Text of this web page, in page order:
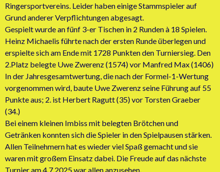
Ringersportvereins. Leider haben einige Stammspieler auf
Grund anderer Verpflichtungen abgesagt.
Gespielt wurde an fünf 3-er Tischen in 2 Runden à 18 Spielen.
Heinz Michaelis führte nach der ersten Runde überlegen und
erspielte sich am Ende mit 1728 Punkten den Turniersieg. Den
2.Platz belegte Uwe Zwerenz (1574) vor Manfred Max (1406)
In der Jahresgesamtwertung, die nach der Formel-1-Wertung
vorgenommen wird, baute Uwe Zwerenz seine Führung auf 55
Punkte aus; 2. ist Herbert Ragutt (35) vor Torsten Graeber
(34.)
Bei einem kleinen Imbiss mit belegten Brötchen und
Getränken konnten sich die Spieler in den Spielpausen stärken.
Allen Teilnehmern hat es wieder viel Spaß gemacht und sie
waren mit großem Einsatz dabei. Die Freude auf das nächste
Turnier am 4.7.2025 war allen anzusehen.